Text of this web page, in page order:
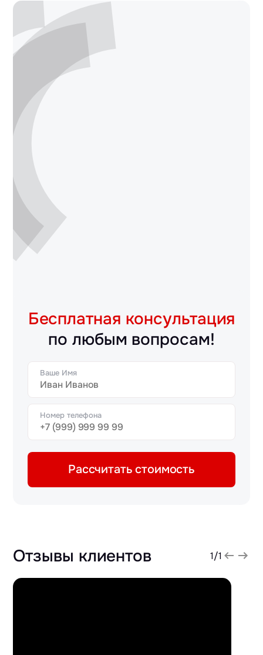
Бесплатная консультация
по любым вопросам!
Ваше Имя
Номер телефона
Рассчитать стоимость
Отзывы клиентов 1/1